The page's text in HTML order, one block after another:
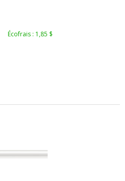
Écofrais : 1,85 $